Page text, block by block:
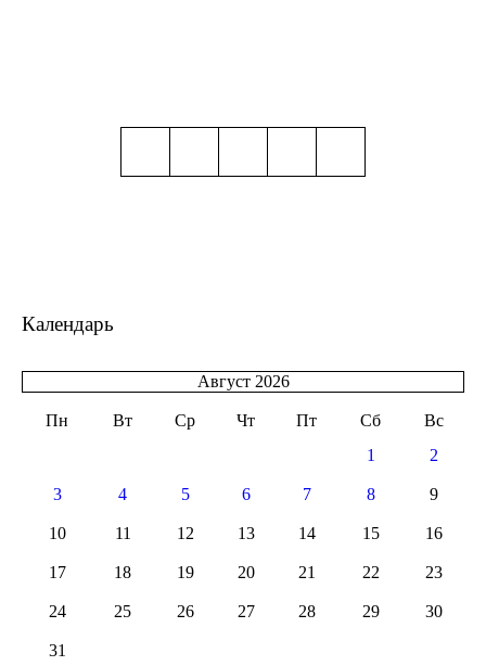
Календарь
Август 2026
Пн Вт Ср Чт Пт Сб
Вс
1
2
3 4 5 6 7 8 9
10 11 12 13 14 15 16
17 18 19 20 21 22 23
24 25 26 27 28 29 30
31